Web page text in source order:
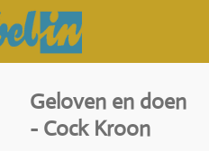
Geloven en doen
- Cock Kroon